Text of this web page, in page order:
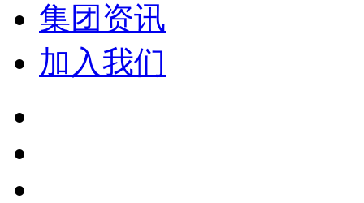
集团资讯
加入我们